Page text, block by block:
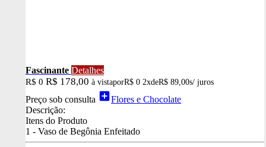
Fascinante Detalhes
R$ 0 R$ 178,00 à vistaporR$ 0 2xdeR$ 89,00s/ juros
Preço sob consulta add_boxFlores e Chocolate
Descrição:
Itens do Produto
1 - Vaso de Begônia Enfeitado